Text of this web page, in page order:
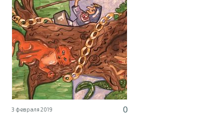
3 февраля 2019
0